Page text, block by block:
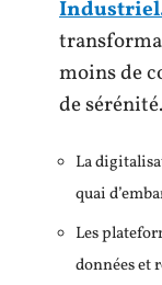
moins de
de sérénité.
La
quai
Les
données et